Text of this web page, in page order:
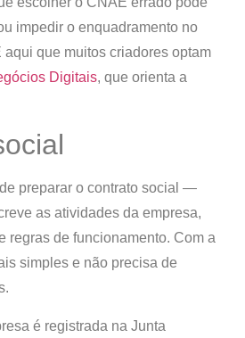
impedir o enquadramento no
que muitos criadores optam
Digitais, que orienta a
preparar o contrato social —
as atividades da empresa,
regras de funcionamento. Com a
simples e não precisa de
é registrada na Junta